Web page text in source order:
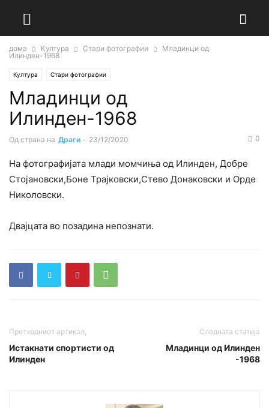
дома Култура Стари фотографии
Младинци од
Илинден-1968
Култура Стари фотографии
Младинци од
Илинден-1968
Од страна на Драги - 23/12/2020 0
На фотографијата млади момчиња од Илинден, Добре
Стојановски,Боне Трајковски,Стево Донаковски и Орде
Николовски.
Двајцата во позадина непознати.
Претходниот артикал,
Истакнати спортисти од
Илинден
Следната статија
Младинци од Илинден
-1968